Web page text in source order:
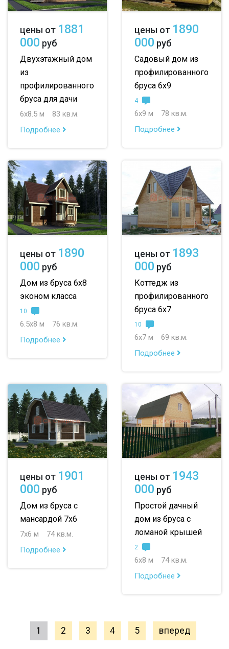
цены от 1881
000 руб
Двухэтажный дом
из
профилированного
бруса для дачи
6х8.5 м
83 кв.м.
Подробнее
цены от 1890
000 руб
Садовый дом из
профилированного
бруса 6х9
4
6х9 м
78 кв.м.
Подробнее
цены от 1890
000 руб
Дом из бруса 6х8
эконом класса
10
6.5х8 м
76 кв.м.
Подробнее
цены от 1893
000 руб
Коттедж из
профилированного
бруса 6х7
10
6х7 м
69 кв.м.
Подробнее
цены от 1901
000 руб
Дом из бруса с
мансардой 7х6
7х6 м
74 кв.м.
Подробнее
цены от 1943
000 руб
Простой дачный
дом из бруса с
ломаной крышей
2
6х8 м
74 кв.м.
Подробнее
1 2 3 4 5 вперед